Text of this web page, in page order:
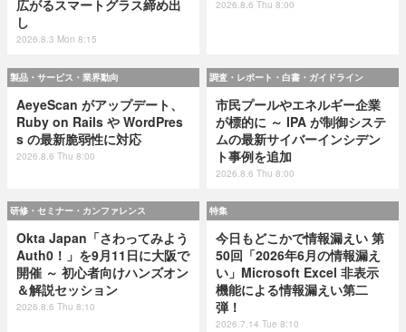
広がるスマートグラス締め出
し
2026.8.3 Mon 8:15
2026.8.6 Thu 8:00
製品・サービス・業界動向
AeyeScan がアップデート、
Ruby on Rails や WordPres
s の最新脆弱性に対応
2026.8.6 Thu 8:00
調査・レポート・白書・ガイドライン
市民プールやエネルギー企業
が標的に ～ IPA が制御システ
ムの最新サイバーインシデン
ト事例を追加
2026.8.6 Thu 8:00
研修・セミナー・カンファレンス
Okta Japan「さわってみよう
Auth0！」を9月11日に大阪で
開催 ～ 初心者向けハンズオン
＆解説セッション
2026.8.6 Thu 8:10
特集
今日もどこかで情報漏えい 第
50回「2026年6月の情報漏え
い」Microsoft Excel 非表示
機能による情報漏えい第二
弾！
2026.7.14 Tue 8:10